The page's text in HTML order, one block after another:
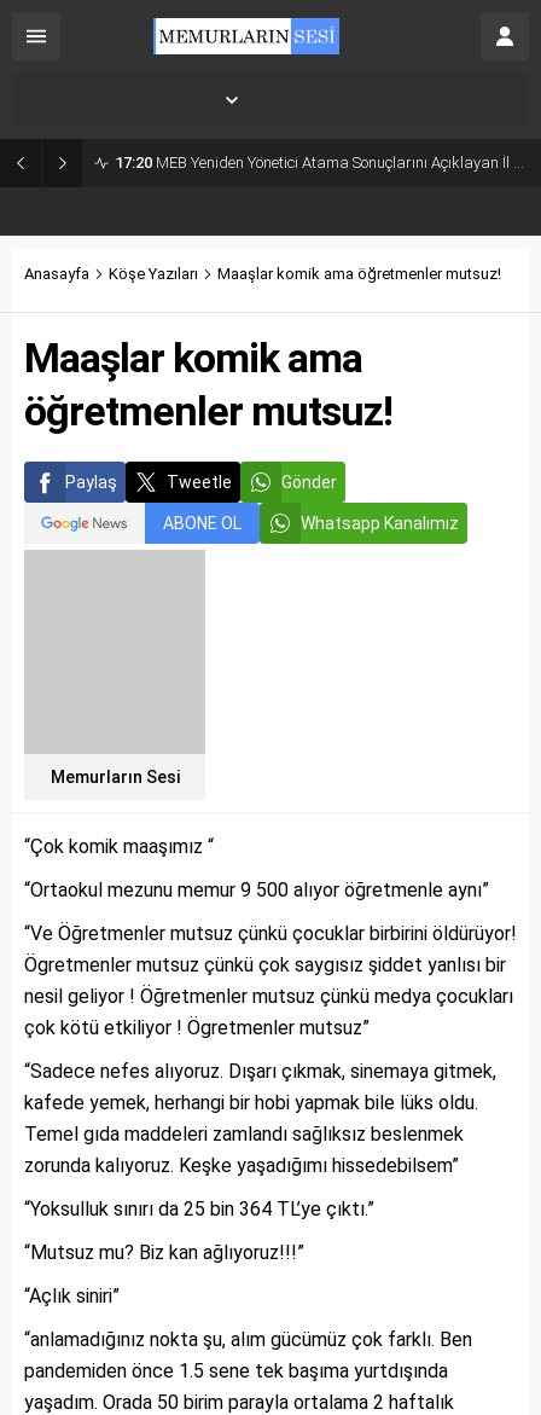
17:20 MEB Yeniden Yönetici Atama Sonuçlarını Açıklayan İl MEM’ler Listesi
Anasayfa Köşe Yazıları Maaşlar komik ama öğretmenler mutsuz!
Maaşlar komik ama
öğretmenler mutsuz!
Paylaş Tweetle Gönder
ABONE OL Whatsapp Kanalımız
Memurların Sesi
“Çok komik maaşımız “
“Ortaokul mezunu memur 9 500 alıyor öğretmenle aynı”
“Ve Öğretmenler mutsuz çünkü çocuklar birbirini öldürüyor!
Ögretmenler mutsuz çünkü çok saygısız şiddet yanlısı bir
nesil geliyor ! Öğretmenler mutsuz çünkü medya çocukları
çok kötü etkiliyor ! Ögretmenler mutsuz”
“Sadece nefes alıyoruz. Dışarı çıkmak, sinemaya gitmek,
kafede yemek, herhangi bir hobi yapmak bile lüks oldu.
Temel gıda maddeleri zamlandı sağlıksız beslenmek
zorunda kalıyoruz. Keşke yaşadığımı hissedebilsem”
“Yoksulluk sınırı da 25 bin 364 TL’ye çıktı.”
“Mutsuz mu? Biz kan ağlıyoruz!!!”
“Açlık siniri”
“anlamadığınız nokta şu, alım gücümüz çok farklı. Ben
pandemiden önce 1.5 sene tek başıma yurtdışında
yaşadım. Orada 50 birim parayla ortalama 2 haftalık